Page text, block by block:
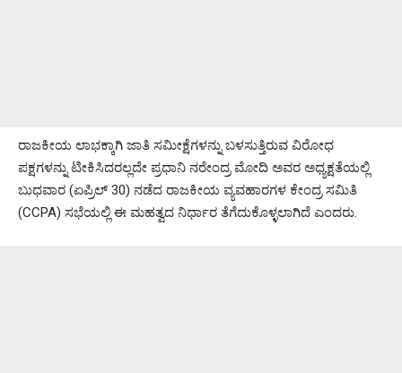
ರಾಜಕೀಯ ಲಾಭಕ್ಕಾಗಿ ಜಾತಿ ಸಮೀಕ್ಷೆಗಳನ್ನು ಬಳಸುತ್ತಿರುವ ವಿರೋಧ
ಪಕ್ಷಗಳನ್ನು ಟೀಕಿಸಿದರಲ್ಲದೇ ಪ್ರಧಾನಿ ನರೇಂದ್ರ ಮೋದಿ ಅವರ ಅಧ್ಯಕ್ಷತೆಯಲ್ಲಿ
ಬುಧವಾರ (ಏಪ್ರಿಲ್‌ 30) ನಡೆದ ರಾಜಕೀಯ ವ್ಯವಹಾರಗಳ ಕೇಂದ್ರ ಸಮಿತಿ
(CCPA) ಸಭೆಯಲ್ಲಿ ಈ ಮಹತ್ವದ ನಿರ್ಧಾರ ತೆಗೆದುಕೊಳ್ಳಲಾಗಿದೆ ಎಂದರು.